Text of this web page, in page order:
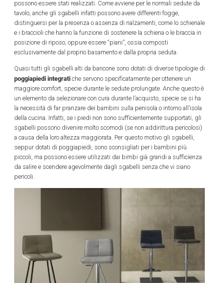
possono essere stati realizzati. Come avviene per le normali sedute da
tavolo, anche gli sgabelli infatti possono avere differenti fogge,
distinguersi per la presenza o assenza di rialzamenti, come lo schienale
e i braccioli che hanno la funzione di sostenere la schiena o le braccia in
posizione di riposo, oppure essere “piani”, ossia composti
esclusivamente dal proprio basamento e dalla propria seduta.
Quasi tutti gli sgabelli alti da bancone sono dotati di diverse tipologie di
poggiapiedi integratiche servono specificatamente per ottenere un
maggiore comfort, specie durante le sedute prolungate. Anche questo è
un elemento da selezionare con cura durante l’acquisto, specie se si ha
la necessità di far pranzare dei bambini sulla penisola o intorno all’isola
della cucina. Infatti, se i piedi non sono sufficientemente supportati, gli
sgabelli possono divenire molto scomodi (se non addirittura pericolosi)
a causa della loro altezza maggiorata. Per questo motivo gli sgabelli,
seppur dotati di poggiapiedi, sono sconsigliati per i bambini più
piccoli, ma possono essere utilizzati dai bimbi già grandi a sufficienza
da salire e scendere agevolmente dagli sgabelli senza che vi siano
pericoli.